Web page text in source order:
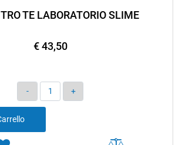
TE LABORATORIO SLIME
€ 43,50
Quantità